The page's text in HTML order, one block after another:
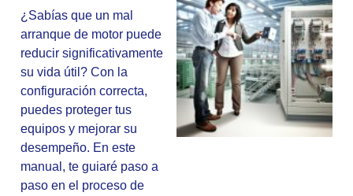
¿Sabías que un mal
arranque de motor puede
reducir significativamente
su vida útil? Con la
configuración correcta,
puedes proteger tus
equipos y mejorar su
desempeño. En este
manual, te guiaré paso a
paso en el proceso de